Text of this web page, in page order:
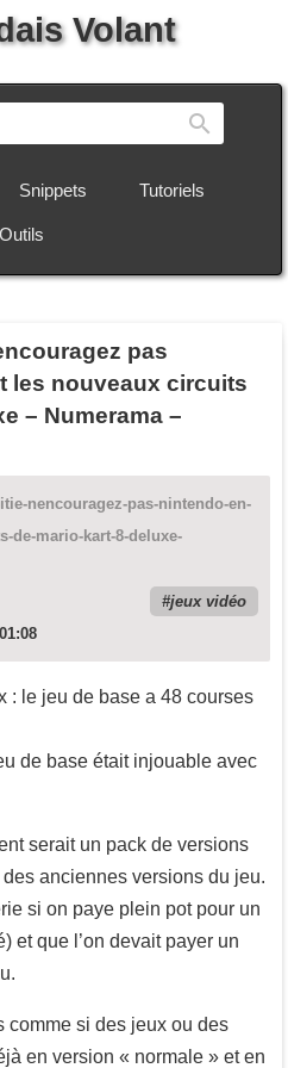
Volant
Snippets Tutoriels
Outils
pas
les nouveaux circuits
– Numerama –
nencouragez-pas-nintendo-en-
de-mario-kart-8-deluxe-
jeux vidéo
: le jeu de base a 48 courses
de base était injouable avec
serait un pack de versions
anciennes versions du jeu.
si on paye plein pot pour un
et que l’on devait payer un
comme si des jeux ou des
en version « normale » et en